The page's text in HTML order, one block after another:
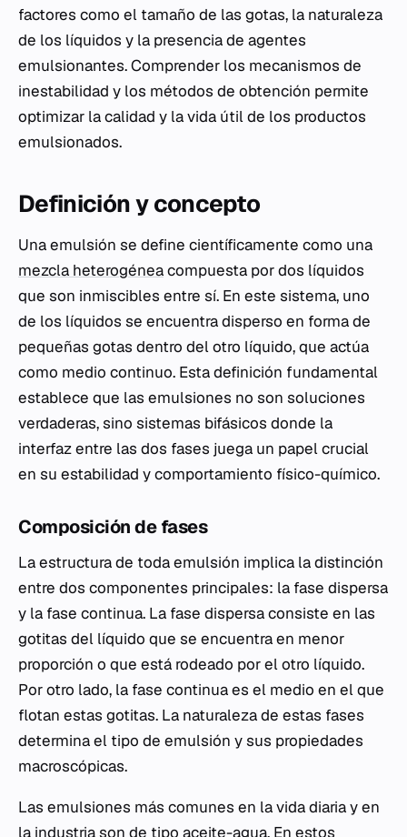
factores como el tamaño de las gotas, la naturaleza
de los líquidos y la presencia de agentes
emulsionantes. Comprender los mecanismos de
inestabilidad y los métodos de obtención permite
optimizar la calidad y la vida útil de los productos
emulsionados.
Definición y concepto
Una emulsión se define científicamente como una
mezcla heterogéneacompuesta por dos líquidos
que son inmiscibles entre sí. En este sistema, uno
de los líquidos se encuentra disperso en forma de
pequeñas gotas dentro del otro líquido, que actúa
como medio continuo. Esta definición fundamental
establece que las emulsiones no son soluciones
verdaderas, sino sistemas bifásicos donde la
interfaz entre las dos fases juega un papel crucial
en su estabilidad y comportamiento físico-químico.
Composición de fases
La estructura de toda emulsión implica la distinción
entre dos componentes principales: la fase dispersa
y la fase continua. La fase dispersa consiste en las
gotitas del líquido que se encuentra en menor
proporción o que está rodeado por el otro líquido.
Por otro lado, la fase continua es el medio en el que
flotan estas gotitas. La naturaleza de estas fases
determina el tipo de emulsión y sus propiedades
macroscópicas.
Las emulsiones más comunes en la vida diaria y en
la industria son de tipo aceite-agua. En estos